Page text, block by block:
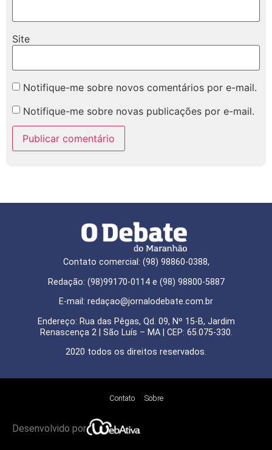
Site
Notifique-me sobre novos comentários por e-mail.
Notifique-me sobre novas publicações por e-mail.
Contato comercial: (98) 98860-0388,
Redação: (98)99170-0114 e (98) 98800-5887
E-mail: redaçao@jornalodebate.com.br
Endereço: Rua das Pêgas, Qd. 09, Nº 15-B, Jardim
Renascença 2 | São Luís – MA | CEP: 65.075-330.
2020 todos os direitos reservados.
Contato Sobre
Desenvolvido por